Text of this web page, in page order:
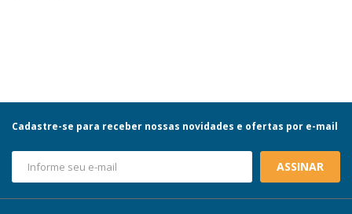
Cadastre-se para receber nossas novidades e ofertas por e-mail
ASSINAR